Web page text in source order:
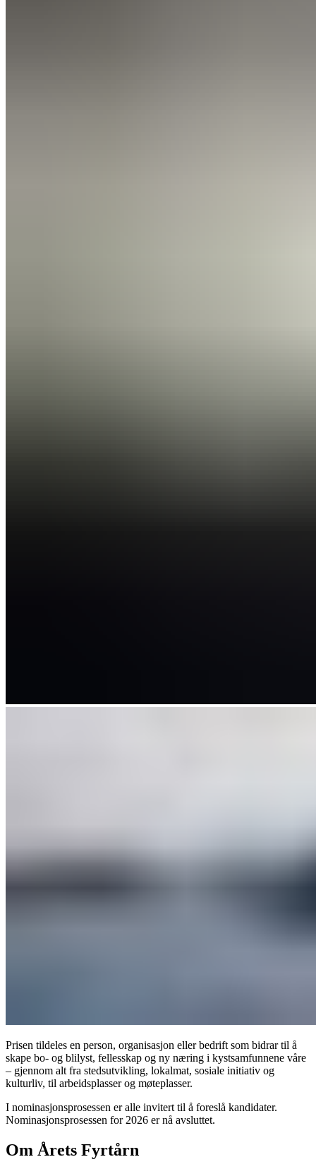
Prisen tildeles en person, organisasjon eller bedrift som bidrar til å
skape bo- og blilyst, fellesskap og ny næring i kystsamfunnene våre
– gjennom alt fra stedsutvikling, lokalmat, sosiale initiativ og
kulturliv, til arbeidsplasser og møteplasser.
I nominasjonsprosessen er alle invitert til å foreslå kandidater.
Nominasjonsprosessen for 2026 er nå avsluttet.
Om Årets Fyrtårn